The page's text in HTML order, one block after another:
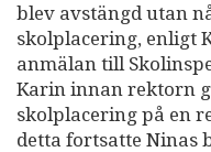
blev avstängd utan
skolplacering, enligt
anmälan till
Karin innan rektorn
skolplacering på en
detta fortsatte Ninas